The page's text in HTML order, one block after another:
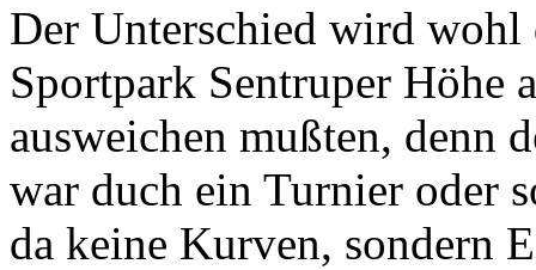
Der Unterschied wird
Sportpark Sentruper Höhe
ausweichen mußten, denn
war duch ein Turnier oder
da keine Kurven, sondern